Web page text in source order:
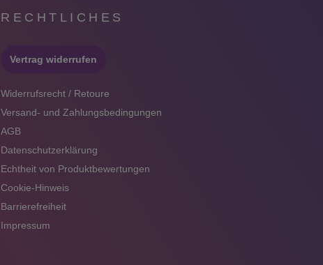
RECHTLICHES
Vertrag widerrufen
Widerrufsrecht / Retoure
Versand- und Zahlungsbedingungen
AGB
Datenschutzerklärung
Echtheit von Produktbewertungen
Cookie-Hinweis
Barrierefreiheit
Impressum